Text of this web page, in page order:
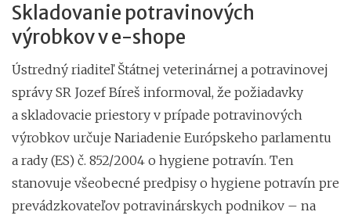
Skladovanie potravinových
výrobkov v e-shope
Ústredný riaditeľ Štátnej veterinárnej a potravinovej
správy SR Jozef Bíreš informoval, že požiadavky
a skladovacie priestory v prípade potravinových
výrobkov určuje Nariadenie Európskeho parlamentu
a rady (ES) č. 852/2004 o hygiene potravín. Ten
stanovuje všeobecné predpisy o hygiene potravín pre
prevádzkovateľov potravinárskych podnikov – na